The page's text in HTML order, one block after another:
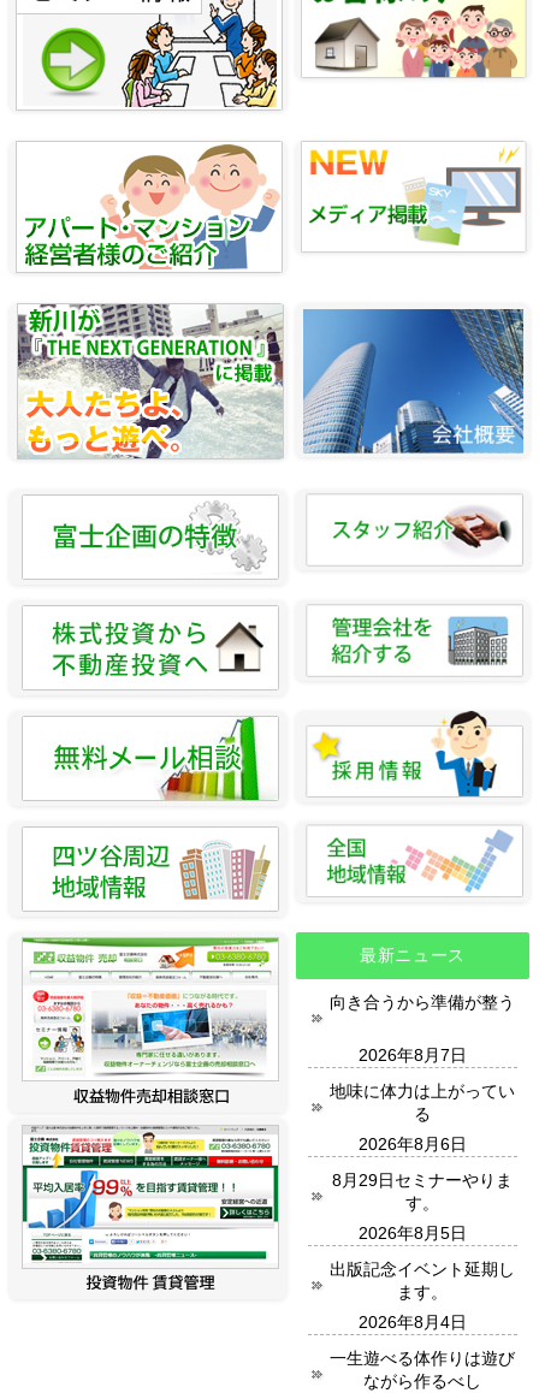
最新ニュース
向き合うから準備が整う
2026年8月7日
地味に体力は上がってい
る
2026年8月6日
8月29日セミナーやりま
す。
2026年8月5日
出版記念イベント延期し
ます。
2026年8月4日
一生遊べる体作りは遊び
ながら作るべし